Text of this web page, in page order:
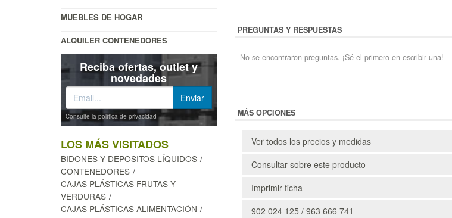
MUEBLES DE HOGAR
ALQUILER CONTENEDORES
Reciba ofertas, outlet y
novedades
Consulte la política de privacidad
LOS MÁS VISITADOS
BIDONES Y DEPOSITOS LÍQUIDOS
CONTENEDORES
CAJAS PLÁSTICAS FRUTAS Y
VERDURAS
CAJAS PLÁSTICAS ALIMENTACIÓN
PREGUNTAS Y RESPUESTAS
No se encontraron preguntas. ¡Sé el primero en escribir una!
MÁS OPCIONES
Ver todos los precios y medidas
Consultar sobre este producto
Imprimir ficha
902 024 125 / 963 666 741